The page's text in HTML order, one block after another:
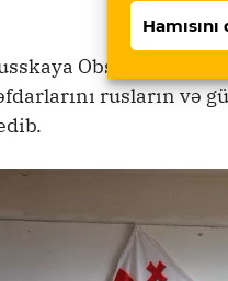
Obshchina”
rusların və